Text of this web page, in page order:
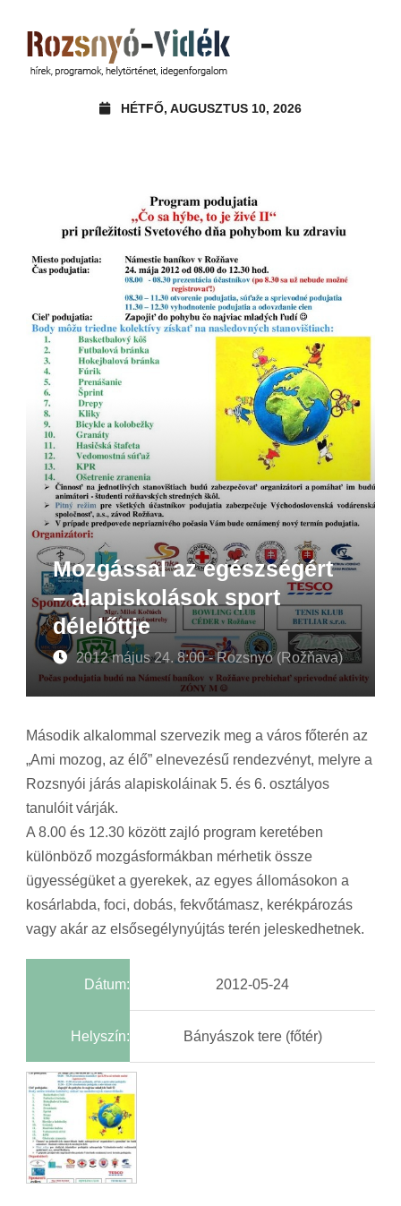
HÉTFŐ, AUGUSZTUS 10, 2026
Mozgással az egészségért
– alapiskolások sport
délelőttje
2012 május 24. 8:00 - Rozsnyó (Rožňava)
Második alkalommal szervezik meg a város főterén az
„Ami mozog, az élő” elnevezésű rendezvényt, melyre a
Rozsnyói járás alapiskoláinak 5. és 6. osztályos
tanulóit várják.
A 8.00 és 12.30 között zajló program keretében
különböző mozgásformákban mérhetik össze
ügyességüket a gyerekek, az egyes állomásokon a
kosárlabda, foci, dobás, fekvőtámasz, kerékpározás
vagy akár az elsősegélynyújtás terén jeleskedhetnek.
Dátum: 2012-05-24
Helyszín: Bányászok tere (főtér)